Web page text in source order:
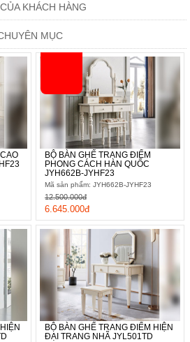
trí trong phòng ngủ, bộ bàn ghế trang
vẻ đẹp của mình, đồng thời tạo nên
hơn, khiến cho bất cứ ai cũng đều
ngưỡng không gian ấy.
KHÁCH HÀNG
MỤC
BỘ BÀN GHẾ TRANG ĐIỂM
PHONG CÁCH HÀN QUỐC
JYH662B-JYHF23
Mã sản phẩm: JYH662B-JYHF23
6.645.000đ
12.500.000đ
BỘ BÀN GHẾ TRANG ĐIỂM HIỆN
ĐẠI TRANG NHÃ JYL501TD